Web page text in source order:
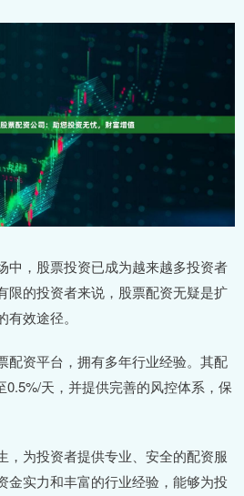
中，股票投资已成为越来越多投资者
限的投资者来说，股票配资无疑是扩
效途径。
配资平台，拥有多年行业经验。其配
0.5%/天，并提供完善的风控体系，保
，为投资者提供专业、安全的配资服
金实力和丰富的行业经验，能够为投